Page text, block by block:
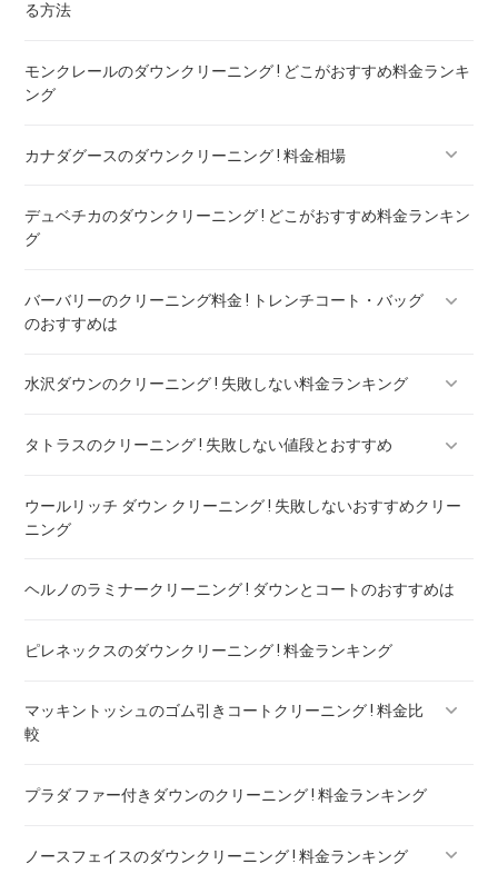
る方法
モンクレールのダウンクリーニング ! どこがおすすめ料金ランキ
ング
カナダグースのダウンクリーニング ! 料金相場
カナダグースのダウンのリペア ! 料金ランキング
デュベチカのダウンクリーニング ! どこがおすすめ料金ランキン
グ
バーバリーのクリーニング料金 ! トレンチコート・バッグ
のおすすめは
バーバリー ダウン クリーニング ! 料金ランキング
水沢ダウンのクリーニング ! 失敗しない料金ランキング
水沢ダウンのリペア ! 料金ランキング
タトラスのクリーニング ! 失敗しない値段とおすすめ
タトラスのダウンのリペア ! 料金ランキング
ウールリッチ ダウン クリーニング ! 失敗しないおすすめクリー
ニング
ヘルノのラミナークリーニング ! ダウンとコートのおすすめは
ピレネックスのダウンクリーニング ! 料金ランキング
マッキントッシュのゴム引きコートクリーニング ! 料金比
較
マッキントッシュフィロソフィー ボンディングコート クリー
プラダ ファー付きダウンのクリーニング ! 料金ランキング
ノースフェイスのダウンクリーニング ! 料金ランキング